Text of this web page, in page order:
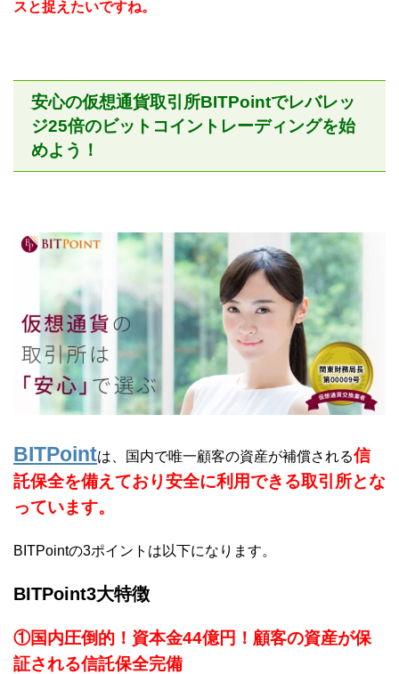
スと捉えたいですね。
安心の仮想通貨取引所BITPointでレバレッ
ジ25倍のビットコイントレーディングを始
めよう！
BITPointは、国内で唯一顧客の資産が補償される信
託保全を備えており安全に利用できる取引所とな
っています。
BITPointの3ポイントは以下になります。
BITPoint3大特徴
①国内圧倒的！資本金44億円！顧客の資産が保
証される信託保全完備